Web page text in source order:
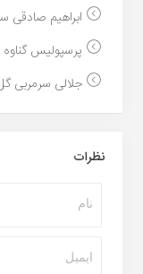
ابراهیم صادقی
پرسپولیس
جلالی سرمربی
نظرات